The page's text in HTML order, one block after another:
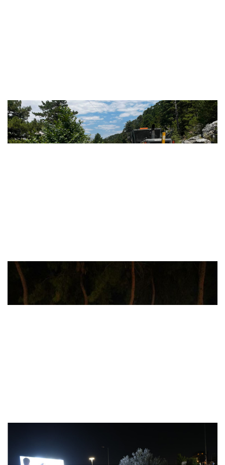
Antalya'da yollarda bakım, onarım v..
HayatPark’ta yaz akşamı etkinlikler..
Küçükçekmece'de "Açık Hava Sinema G..